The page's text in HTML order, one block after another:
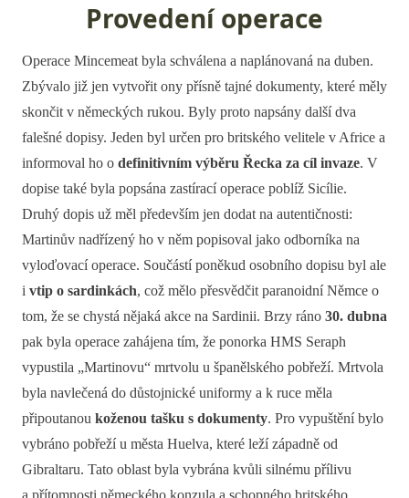
Provedení operace
Operace Mincemeat byla schválena a naplánovaná na duben.
Zbývalo již jen vytvořit ony přísně tajné dokumenty, které měly
skončit v německých rukou. Byly proto napsány další dva
falešné dopisy. Jeden byl určen pro britského velitele v Africe a
informoval ho o definitivním výběru Řecka za cíl invaze. V
dopise také byla popsána zastírací operace poblíž Sicílie.
Druhý dopis už měl především jen dodat na autentičnosti:
Martinův nadřízený ho v něm popisoval jako odborníka na
vyloďovací operace. Součástí poněkud osobního dopisu byl ale
i vtip o sardinkách, což mělo přesvědčit paranoidní Němce o
tom, že se chystá nějaká akce na Sardinii. Brzy ráno 30. dubna
pak byla operace zahájena tím, že ponorka HMS Seraph
vypustila „Martinovu“ mrtvolu u španělského pobřeží. Mrtvola
byla navlečená do důstojnické uniformy a k ruce měla
připoutanou koženou tašku s dokumenty. Pro vypuštění bylo
vybráno pobřeží u města Huelva, které leží západně od
Gibraltaru. Tato oblast byla vybrána kvůli silnému přílivu
a přítomnosti německého konzula a schopného britského